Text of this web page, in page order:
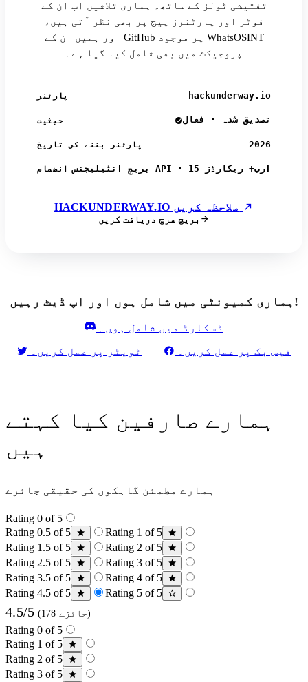
تفتیشی ٹولز کے ساتھ۔ ہماری تلاشیں اب ان کے
فوٹر اور پارٹنرز پیج پر بھی نظر آتی ہیں،
اور ہمیں ان کے GitHub پر موجود WhatsOSINT
پروجیکٹ میں بھی شامل کیا گیا ہے۔
پارٹنر hackunderway.io
حیثیت تصدیق شدہ · فعال
پارٹنر بننے کی تاریخ 2026
انضمام بریچ انٹیلیجنس API · 15 ارب+ ریکارڈز
بریچ سرچ دریافت کریں
ہماری کمیونٹی میں شامل ہوں اور اپ ڈیٹ رہیں!
ڈسکارڈ میں شامل ہوں۔
ٹویٹر پر عمل کریں۔
فیس بک پر عمل کریں۔
ہمارے صارفین کیا کہتے
ہیں
ہمارے مطمئن گاہکوں کی حقیقی جائزے
Rating 0 of 5
Rating 0.5 of 5
Rating 1 of 5
Rating 1.5 of 5
Rating 2 of 5
Rating 2.5 of 5
Rating 3 of 5
Rating 3.5 of 5
Rating 4 of 5
Rating 4.5 of 5
Rating 5 of 5
4.5/5 (178 جائزے)
Rating 0 of 5
Rating 1 of 5
Rating 2 of 5
Rating 3 of 5